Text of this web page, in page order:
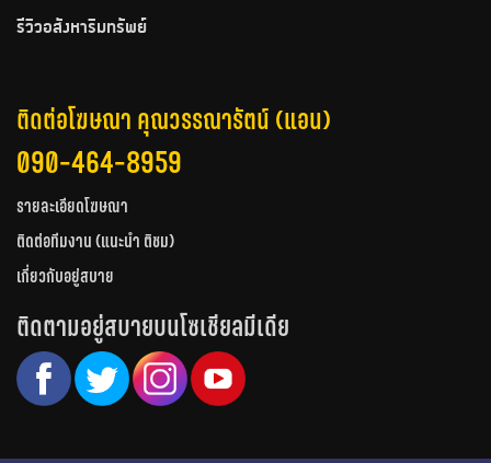
รีวิวอสังหาริมทรัพย์
ติดต่อโฆษณา คุณวรรณารัตน์ (แอน)
090-464-8959
รายละเอียดโฆษณา
ติดต่อทีมงาน (แนะนำ ติชม)
เกี่ยวกับอยู่สบาย
ติดตามอยู่สบายบนโซเชียลมีเดีย